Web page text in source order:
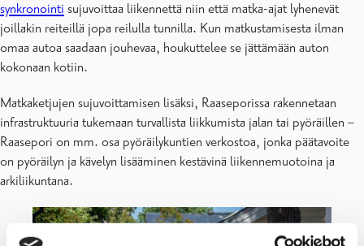
synkronointi sujuvoittaa liikennettä niin että matka-ajat lyhenevät
joillakin reiteillä jopa reilulla tunnilla. Kun matkustamisesta ilman
omaa autoa saadaan jouhevaa, houkuttelee se jättämään auton
kokonaan kotiin.
Matkaketjujen sujuvoittamisen lisäksi, Raaseporissa rakennetaan
infrastruktuuria tukemaan turvallista liikkumista jalan tai pyöräillen –
Raasepori on mm. osa pyöräilykuntien verkostoa, jonka päätavoite
on pyöräilyn ja kävelyn lisääminen kestävinä liikennemuotoina ja
arkiliikuntana.